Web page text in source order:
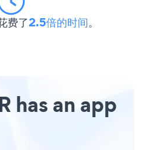
费了2.5倍的时间。
has an app